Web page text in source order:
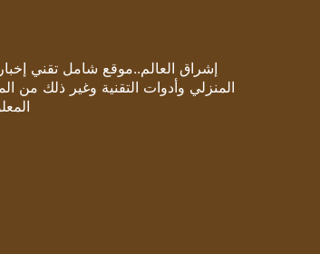
إشراق العالم..موقع شامل تقني
المنزلي وأدوات التقنية وغير ذلك من